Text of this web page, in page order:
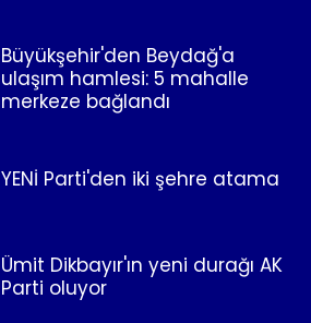
Büyükşehir'den Beydağ'a
ulaşım hamlesi: 5 mahalle
merkeze bağlandı
YENİ Parti'den iki şehre atama
Ümit Dikbayır'ın yeni durağı AK
Parti oluyor